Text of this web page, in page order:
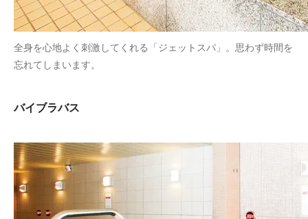
全身を心地よく刺激してくれる「ジェットスパ」。思わず時間を
忘れてしまいます。
バイブラバス